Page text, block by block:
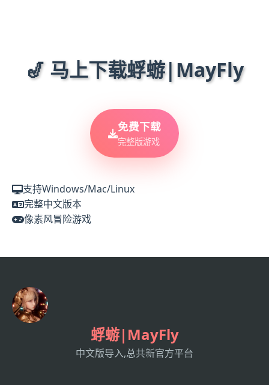
🎷 马上下载蜉蝣|MayFly
免费下载
完整版游戏
支持Windows/Mac/Linux
完整中文版本
像素风冒险游戏
蜉蝣|MayFly
中文版导入,总共新官方平台